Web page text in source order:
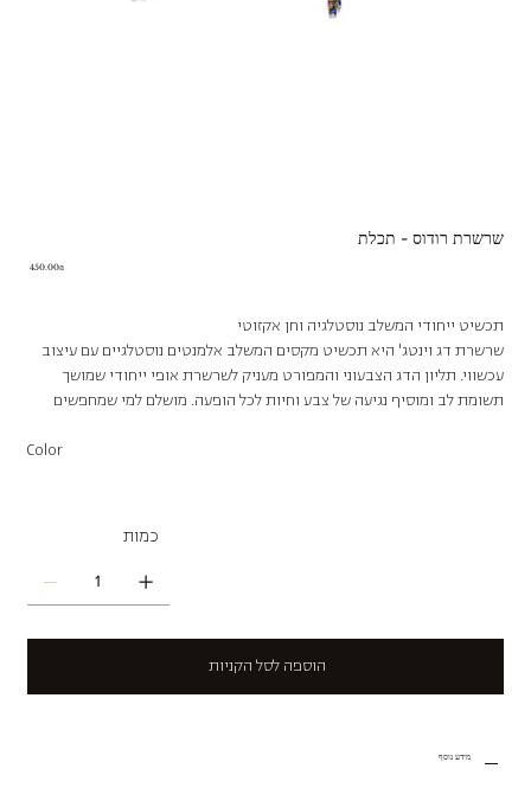
שרשרת רודוס - תכלת
Price ‏450.00 ‏₪
תכשיט ייחודי המשלב נוסטלגיה וחן אקזוטי
שרשרת דג וינטג' היא תכשיט מקסים המשלב אלמנטים נוסטלגיים עם עיצוב
עכשווי. תליון הדג הצבעוני והמפורט מעניק לשרשרת אופי ייחודי שמושך
תשומת לב ומוסיף נגיעה של צבע וחיות לכל הופעה. מושלם למי שמחפשים
Color
כמות
הוספה לסל הקניות
מידע נוסף